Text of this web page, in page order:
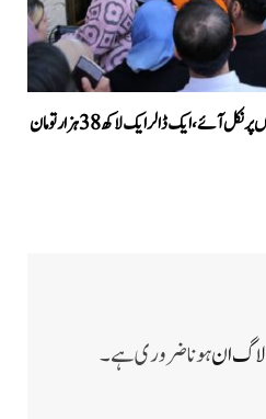
ایرانی معیشت بدحواسی کا شکار، عوام سڑکوں پر نکل آئے، ایک ڈالر ایک لاکھ 38 ہزار تومان
لاگ انہونا ضروری ہے۔